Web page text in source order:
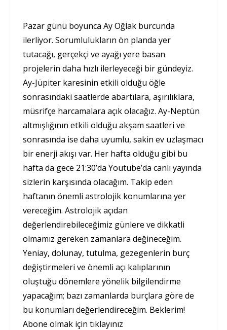
Pazar günü boyunca Ay Oğlak burcunda
ilerliyor. Sorumlulukların ön planda yer
tutacağı, gerçekçi ve ayağı yere basan
projelerin daha hızlı ilerleyeceği bir gündeyiz.
Ay-Jüpiter karesinin etkili olduğu öğle
sonrasındaki saatlerde abartılara, aşırılıklara,
müsrifçe harcamalara açık olacağız. Ay-Neptün
altmışlığının etkili olduğu akşam saatleri ve
sonrasında ise daha uyumlu, sakin ev uzlaşmacı
bir enerji akışı var. Her hafta olduğu gibi bu
hafta da gece 21:30’da Youtube’da canlı yayında
sizlerin karşısında olacağım. Takip eden
haftanın önemli astrolojik konumlarına yer
vereceğim. Astrolojik açıdan
değerlendirebileceğimiz günlere ve dikkatli
olmamız gereken zamanlara değineceğim.
Yeniay, dolunay, tutulma, gezegenlerin burç
değiştirmeleri ve önemli açı kalıplarının
oluştuğu dönemlere yönelik bilgilendirme
yapacağım; bazı zamanlarda burçlara göre de
bu konumları değerlendireceğim. Beklerim!
Abone olmak için tıklayınız